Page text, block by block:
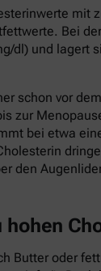
Bei
dl) und lagert
schon vor
zur
bei etwa
den
hohen
Butter oder